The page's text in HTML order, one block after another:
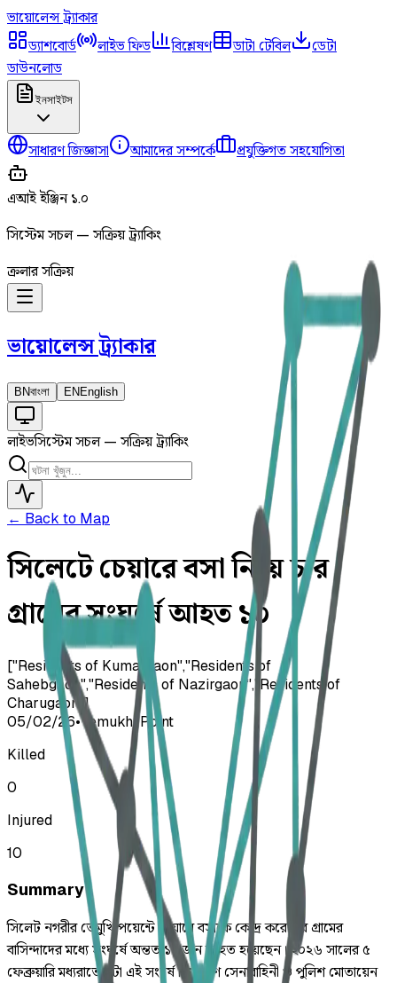
ভায়োলেন্সট্র্যাকার
ড্যাশবোর্ড
লাইভ ফিড বিশ্লেষণ ডাটা টেবিল
ডেটা
ডাউনলোড
ইনসাইটস
সাধারণ জিজ্ঞাসা আমাদের সম্পর্কে প্রযুক্তিগত সহযোগিতা
এআই ইঞ্জিন ১.০
সিস্টেম সচল — সক্রিয় ট্র্যাকিং
ক্রলার সক্রিয়
ভায়োলেন্সট্র্যাকার
BNবাংলা EN English
লাইভসিস্টেম সচল — সক্রিয় ট্র্যাকিং
← Back to Map
সিলেটে চেয়ারে বসা নিয়ে চার
গ্রামের সংঘর্ষে আহত ১০
["Residents of Kumargaon","Residents of
Sahebgaon","Residents of Nazirgaon","Residents of
Charugaon"]
05/02/26•Temukhi Point
Killed
0
Injured
10
Summary
সিলেট নগরীর তেমুখি পয়েন্টে চেয়ারে বসাকে কেন্দ্র করে চার গ্রামের
বাসিন্দাদের মধ্যে সংঘর্ষে অন্তত ১০ জন আহত হয়েছেন। ২০২৬ সালের ৫
ফেব্রুয়ারি মধ্যরাতে ঘটা এই সংঘর্ষ নিয়ন্ত্রণে সেনাবাহিনী ও পুলিশ মোতায়েন